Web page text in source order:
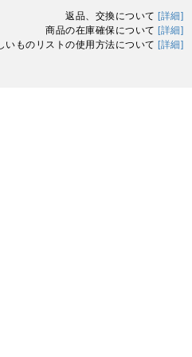
返品、交換について [詳細]
商品の在庫確保について [詳細]
いものリストの使用方法について [詳細]